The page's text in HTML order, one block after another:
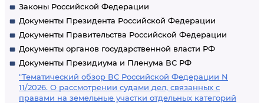
Законы Российской Федерации
Документы Президента Российской Федерации
Документы Правительства Российской Федерации
Документы органов государственной власти РФ
Документы Президиума и Пленума ВС РФ
"Тематический обзор ВС Российской Федерации N
11/2026. О рассмотрении судами дел, связанных с
правами на земельные участки отдельных категорий